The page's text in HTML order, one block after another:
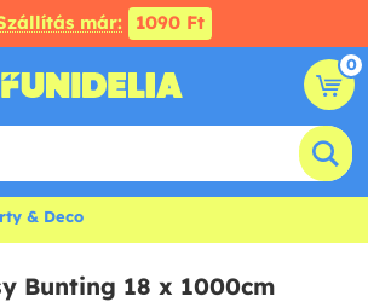
már: 1090 Ft
0
& Deco
Bunting 18 x 1000cm